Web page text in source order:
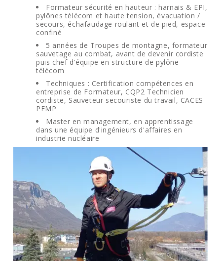
Formateur sécurité en hauteur : harnais & EPI,
pylônes télécom et haute tension, évacuation /
secours, échafaudage roulant et de pied, espace
confiné
5 années de Troupes de montagne, formateur
sauvetage au combat, avant de devenir cordiste
puis chef d'équipe en structure de pylône
télécom
Techniques : Certification compétences en
entreprise de Formateur, CQP2 Technicien
cordiste, Sauveteur secouriste du travail, CACES
PEMP
Master en management, en apprentissage
dans une équipe d'ingénieurs d'affaires en
industrie nucléaire